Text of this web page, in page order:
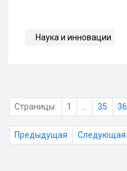
Наука и инновации
Страницы: 1 35 36
Предыдущая Следующая